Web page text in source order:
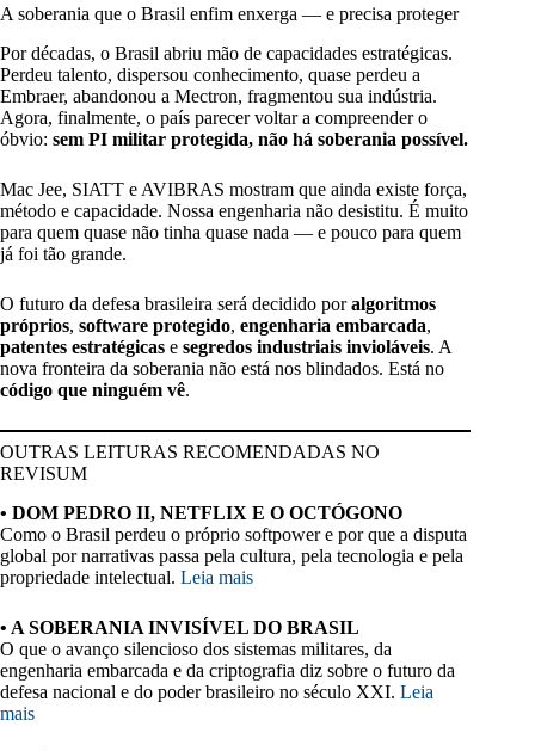
A soberania que o Brasil enfim enxerga — e precisa proteger
Por décadas, o Brasil abriu mão de capacidades estratégicas.
Perdeu talento, dispersou conhecimento, quase perdeu a
Embraer, abandonou a Mectron, fragmentou sua indústria.
Agora, finalmente, o país parecer voltar a compreender o
óbvio: sem PI militar protegida, não há soberania possível.
Mac Jee, SIATT e AVIBRAS mostram que ainda existe força,
método e capacidade. Nossa engenharia não desistitu. É muito
para quem quase não tinha quase nada — e pouco para quem
já foi tão grande.
O futuro da defesa brasileira será decidido poralgoritmos
próprios, software protegido, engenharia embarcada,
patentes estratégicas e segredos industriais invioláveis. A
nova fronteira da soberania não está nos blindados. Está no
código que ninguém vê.
OUTRAS LEITURAS RECOMENDADAS NO
REVISUM
• DOM PEDRO II, NETFLIX E O OCTÓGONO
Como o Brasil perdeu o próprio softpower e por que a disputa
global por narrativas passa pela cultura, pela tecnologia e pela
propriedade intelectual. Leia mais
• A SOBERANIA INVISÍVEL DO BRASIL
O que o avanço silencioso dos sistemas militares, da
engenharia embarcada e da criptografia diz sobre o futuro da
defesa nacional e do poder brasileiro no século XXI. Leia
mais